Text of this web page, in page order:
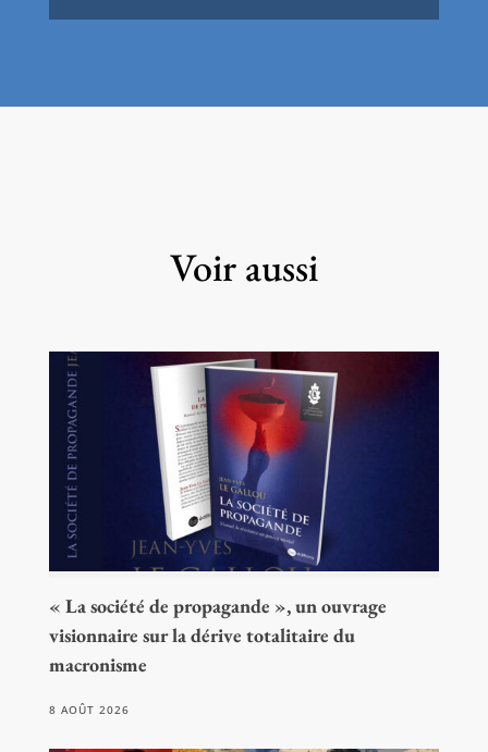
Voir aussi
« La société de propagande », un ouvrage
visionnaire sur la dérive totalitaire du
macronisme
8 AOÛT 2026